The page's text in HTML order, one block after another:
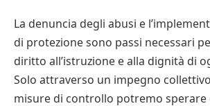
La denuncia degli abusi e
di protezione sono passi necessari
diritto all’istruzione e alla dignità di
Solo attraverso un impegno
misure di controllo potremo